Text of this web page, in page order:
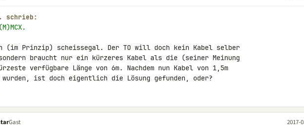
schrieb:
(im Prinzip) scheissegal. Der TO will doch kein Kabel selber
braucht nur ein kürzeres Kabel als die (seiner Meinung
verfügbare Länge von 6m. Nachdem nun Kabel von 1,5m
ist doch eigentlich die Lösung gefunden, oder?
Gast 2017-